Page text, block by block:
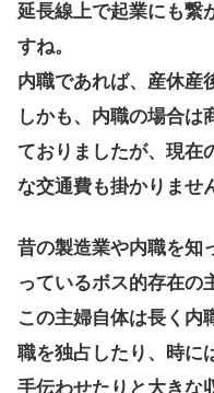
延長線上で起業にも繋
すね。
内職であれば、産休産
しかも、内職の場合は
ておりましたが、現在
な交通費も掛かりませ
昔の製造業や内職を知
っているボス的存在の
この主婦自体は長く内
職を独占したり、時に
手伝わせたりと大きな